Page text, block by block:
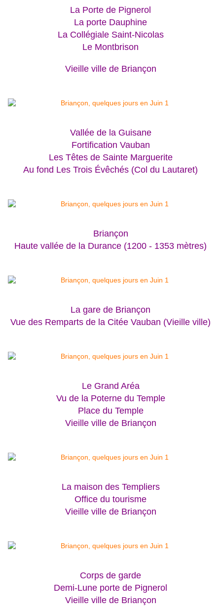
La Porte de Pignerol
La porte Dauphine
La Collégiale Saint-Nicolas
Le Montbrison
Vieille ville de Briançon
Vallée de la Guisane
Fortification Vauban
Les Têtes de Sainte Marguerite
Au fond Les Trois Évêchés (Col du Lautaret)
Briançon
Haute vallée de la Durance (1200 - 1353 mètres)
La gare de Briançon
Vue des Remparts de la Citée Vauban (Vieille ville)
Le Grand Aréa
Vu de la Poterne du Temple
Place du Temple
Vieille ville de Briançon
La maison des Templiers
Office du tourisme
Vieille ville de Briançon
Corps de garde
Demi-Lune porte de Pignerol
Vieille ville de Briançon